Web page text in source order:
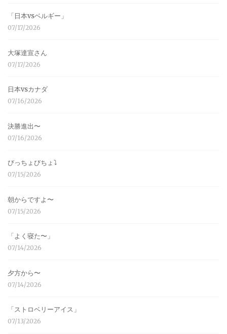
「日本vsベルギー」
07/17/2026
大塚達宣さん
07/17/2026
日本vsカナダ
07/16/2026
決勝進出〜
07/16/2026
びっちょびちょ⤵︎
07/15/2026
朝からですよ〜
07/15/2026
「よく寝た〜」
07/14/2026
夕方から〜
07/14/2026
「ストロベリーアイス」
07/13/2026